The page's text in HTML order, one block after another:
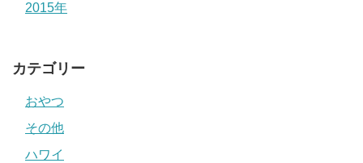
2015年
カテゴリー
おやつ
その他
ハワイ